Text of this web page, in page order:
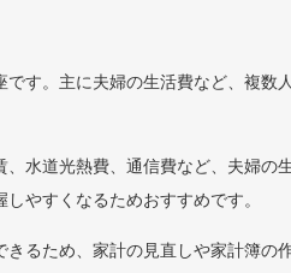
す。主に夫婦の生活費など、複数
水道光熱費、通信費など、夫婦の
やすくなるためおすすめです。
るため、家計の見直しや家計簿の